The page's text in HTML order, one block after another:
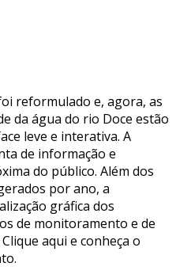
reformulado e, agora, as
da água do rio Doce estão
leve e interativa. A
de informação e
do público. Além dos
por ano, a
gráfica dos
de monitoramento e de
aqui e conheça o